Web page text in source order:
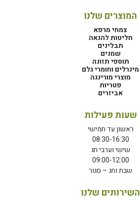
המוצרים שלנו
צמחי מרפא
חליטות להנאה
תבלינים
שמנים
תוספי תזונה
מינרלים וחומרי גלם
מוצרי מורינגה
פטריות
אביזרים
שעות פעילות
ראשון עד חמישי
08:30-16:30
שישי וערבי חג
09:00-12:00
שבת וחג – סגור
השירותים שלנו